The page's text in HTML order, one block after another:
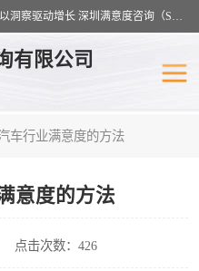
深耕满意度调研18载，用数据定义体验，以洞察驱动增长 深圳满意度咨询（SSC）：十八年专注，丈量每一份体验。
有限公司
车行业满意度的方法
意度的方法
点击次数：426
医疗服务业满意度
餐饮业满意度调查